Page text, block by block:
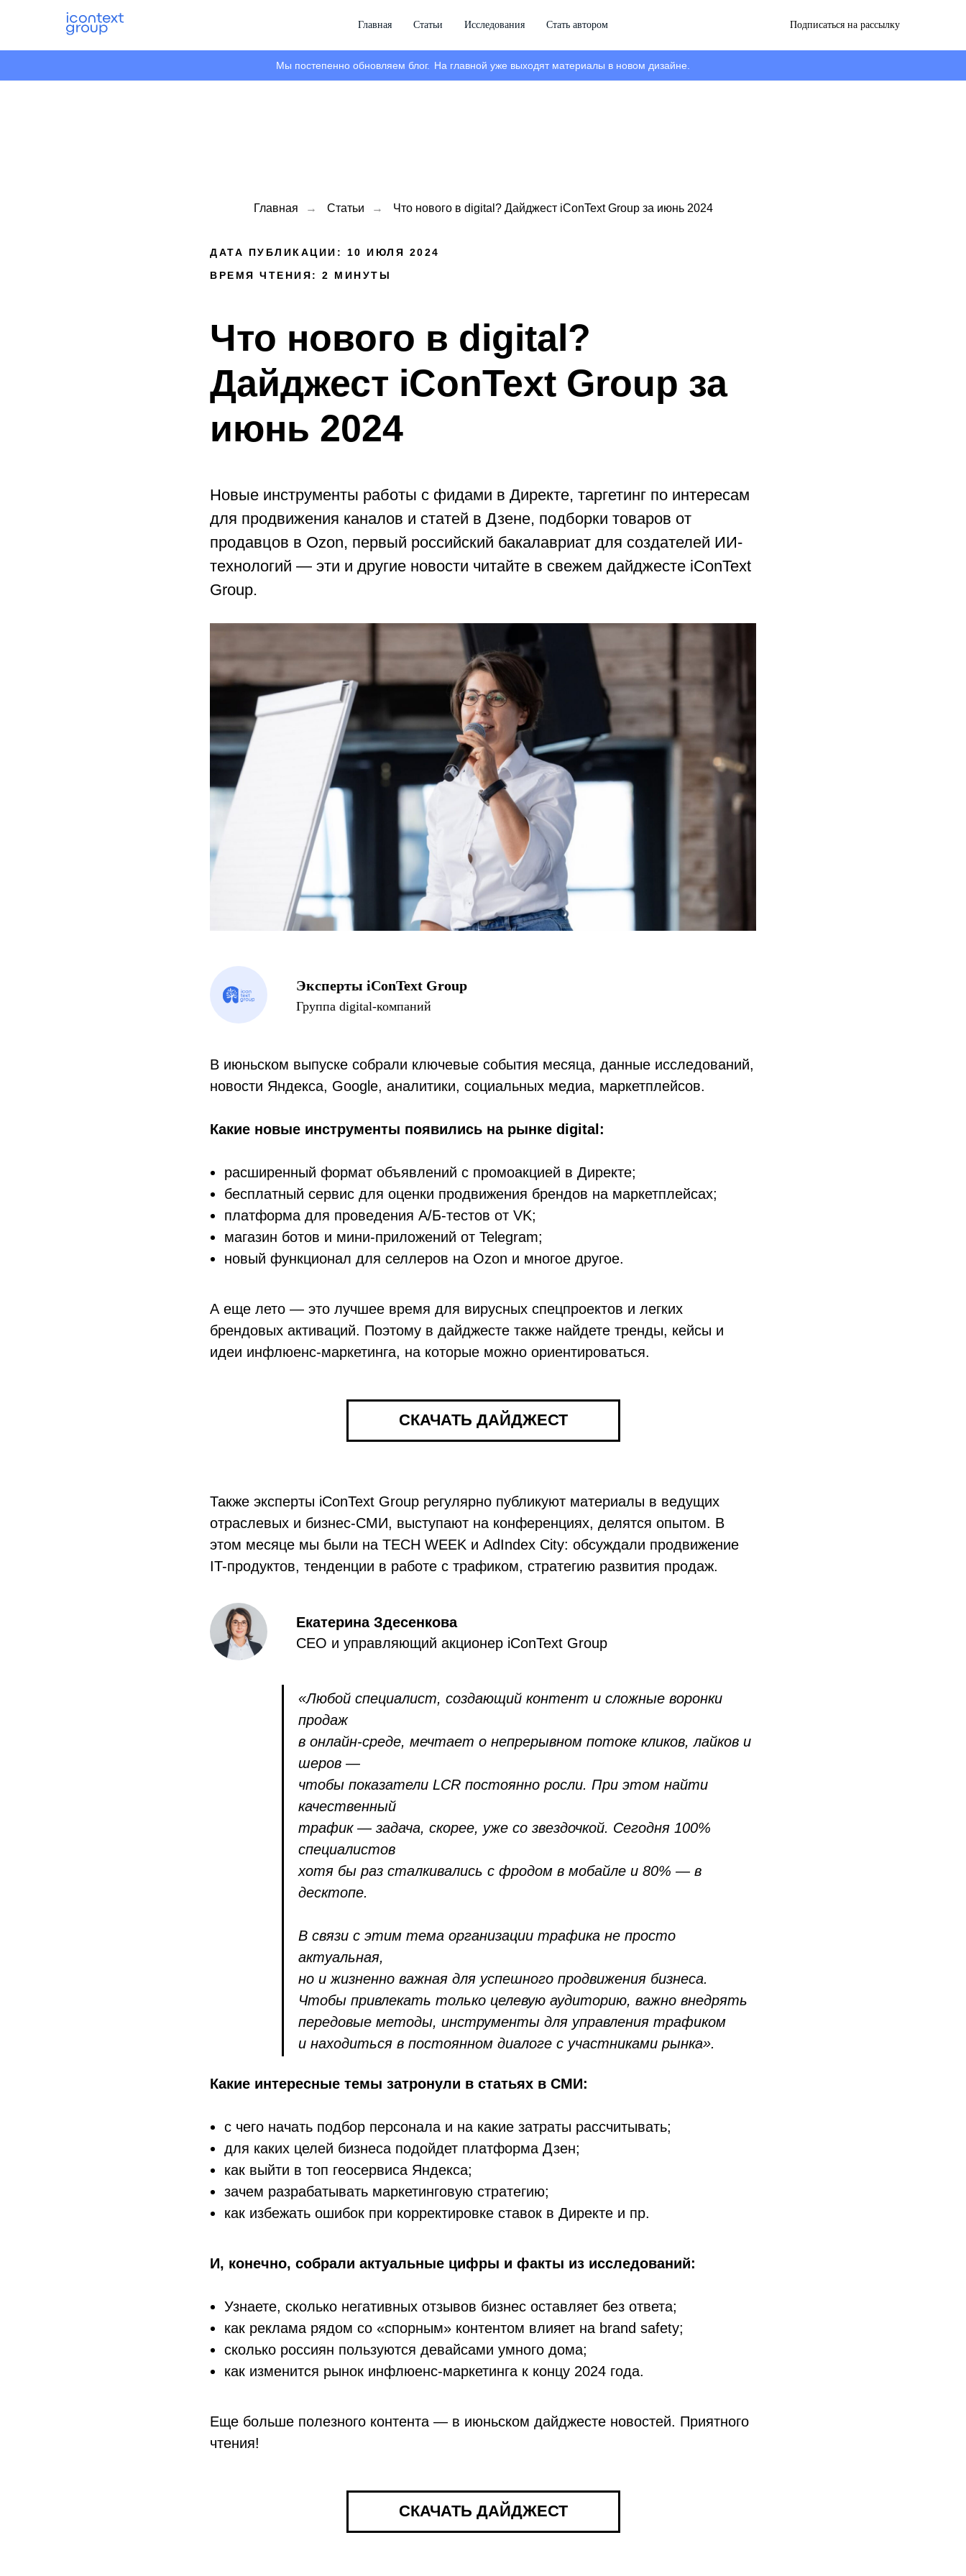
Мы постепенно обновляем блог. На главной уже выходят материалы в новом дизайне.
Главная Статьи Исследования Стать автором Подписаться на рассылку
Главная → Статьи → Что нового в digital? Дайджест iConText Group за июнь 2024
ДАТА ПУБЛИКАЦИИ: 10 ИЮЛЯ 2024
ВРЕМЯ ЧТЕНИЯ: 2 МИНУТЫ
Что нового в digital?
Дайджест iConText Group за
июнь 2024
Новые инструменты работы с фидами в Директе, таргетинг по интересам
для продвижения каналов и статей в Дзене, подборки товаров от
продавцов в Ozon, первый российский бакалавриат для создателей ИИ-
технологий — эти и другие новости читайте в свежем дайджесте iConText
Group.
Эксперты iConText Group
Группа digital-компаний
В июньском выпуске собрали ключевые события месяца, данные исследований,
новости Яндекса, Google, аналитики, социальных медиа, маркетплейсов.
Какие новые инструменты появились на рынке digital:
расширенный формат объявлений с промоакцией в Директе;
бесплатный сервис для оценки продвижения брендов на маркетплейсах;
платформа для проведения A/Б-тестов от VK;
магазин ботов и мини-приложений от Telegram;
новый функционал для селлеров на Ozon и многое другое.
А еще лето — это лучшее время для вирусных спецпроектов и легких
брендовых активаций. Поэтому в дайджесте также найдете тренды, кейсы и
идеи инфлюенс-маркетинга, на которые можно ориентироваться.
СКАЧАТЬ ДАЙДЖЕСТ
Также эксперты iConText Group регулярно публикуют материалы в ведущих
отраслевых и бизнес-СМИ, выступают на конференциях, делятся опытом. В
этом месяце мы были на TECH WEEK и AdIndex City: обсуждали продвижение
IT-продуктов, тенденции в работе с трафиком, стратегию развития продаж.
Екатерина Здесенкова
CEO и управляющий акционер iConText Group
«Любой специалист, создающий контент и сложные воронки
продаж
в онлайн-среде, мечтает о непрерывном потоке кликов, лайков и
шеров —
чтобы показатели LCR постоянно росли. При этом найти
качественный
трафик — задача, скорее, уже со звездочкой. Сегодня 100%
специалистов
хотя бы раз сталкивались с фродом в мобайле и 80% — в
десктопе.
В связи с этим тема организации трафика не просто
актуальная,
но и жизненно важная для успешного продвижения бизнеса.
Чтобы привлекать только целевую аудиторию, важно внедрять
передовые методы, инструменты для управления трафиком
и находиться в постоянном диалоге с участниками рынка».
Какие интересные темы затронули в статьях в СМИ:
с чего начать подбор персонала и на какие затраты рассчитывать;
для каких целей бизнеса подойдет платформа Дзен;
как выйти в топ геосервиса Яндекса;
зачем разрабатывать маркетинговую стратегию;
как избежать ошибок при корректировке ставок в Директе и пр.
И, конечно, собрали актуальные цифры и факты из исследований:
Узнаете, сколько негативных отзывов бизнес оставляет без ответа;
как реклама рядом со «спорным» контентом влияет на brand safety;
сколько россиян пользуются девайсами умного дома;
как изменится рынок инфлюенс-маркетинга к концу 2024 года.
Еще больше полезного контента — в июньском дайджесте новостей. Приятного
чтения!
СКАЧАТЬ ДАЙДЖЕСТ